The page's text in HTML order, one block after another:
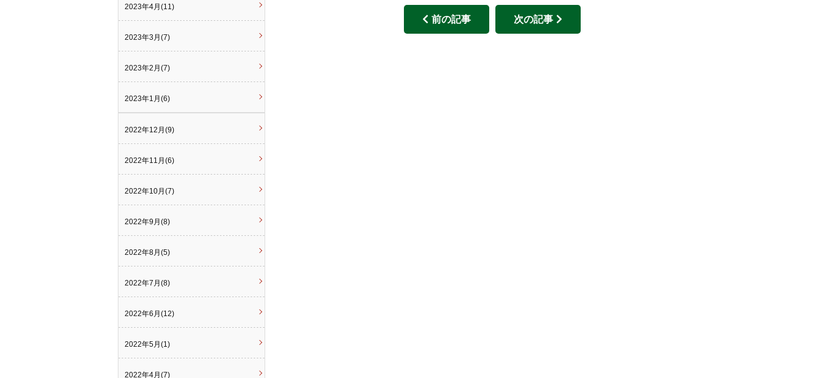
前の記事 次の記事
2023年4月(11)
2023年3月(7)
2023年2月(7)
2023年1月(6)
2022年12月(9)
2022年11月(6)
2022年10月(7)
2022年9月(8)
2022年8月(5)
2022年7月(8)
2022年6月(12)
2022年5月(1)
2022年4月(7)